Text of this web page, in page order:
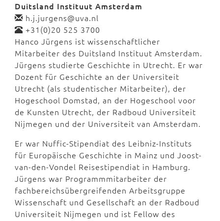
Duitsland Instituut Amsterdam
h.j.jurgens@uva.nl
+31(0)20 525 3700
Hanco Jürgens ist wissenschaftlicher
Mitarbeiter des Duitsland Instituut Amsterdam.
Jürgens studierte Geschichte in Utrecht. Er war
Dozent für Geschichte an der Universiteit
Utrecht (als studentischer Mitarbeiter), der
Hogeschool Domstad, an der Hogeschool voor
de Kunsten Utrecht, der Radboud Universiteit
Nijmegen und der Universiteit van Amsterdam.
Er war Nuffic-Stipendiat des Leibniz-Instituts
für Europäische Geschichte in Mainz und Joost-
van-den-Vondel Reisestipendiat in Hamburg.
Jürgens war Programmmitarbeiter der
fachbereichsübergreifenden Arbeitsgruppe
Wissenschaft und Gesellschaft an der Radboud
Universiteit Nijmegen und ist Fellow des